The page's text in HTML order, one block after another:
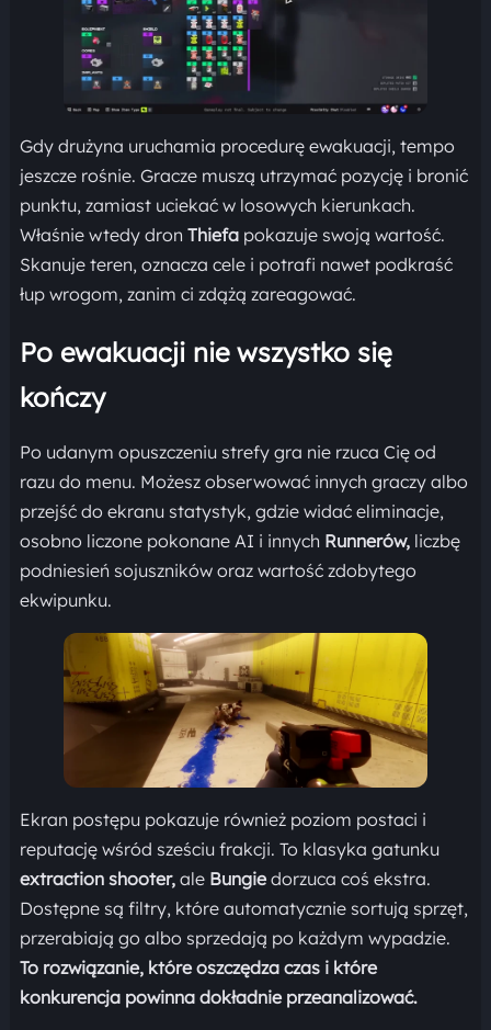
Gdy drużyna uruchamia procedurę ewakuacji, tempo
jeszcze rośnie. Gracze muszą utrzymać pozycję i bronić
punktu, zamiast uciekać w losowych kierunkach.
Właśnie wtedy dron Thiefapokazuje swoją wartość.
Skanuje teren, oznacza cele i potrafi nawet podkraść
łup wrogom, zanim ci zdążą zareagować.
Po ewakuacji nie wszystko się
kończy
Po udanym opuszczeniu strefy gra nie rzuca Cię od
razu do menu. Możesz obserwować innych graczy albo
przejść do ekranu statystyk, gdzie widać eliminacje,
osobno liczone pokonane AI i innych Runnerów, liczbę
podniesień sojuszników oraz wartość zdobytego
ekwipunku.
Ekran postępu pokazuje również poziom postaci i
reputację wśród sześciu frakcji. To klasyka gatunku
extraction shooter,ale Bungiedorzuca coś ekstra.
Dostępne są filtry, które automatycznie sortują sprzęt,
przerabiają go albo sprzedają po każdym wypadzie.
To rozwiązanie, które oszczędza czas i które
konkurencja powinna dokładnie przeanalizować.